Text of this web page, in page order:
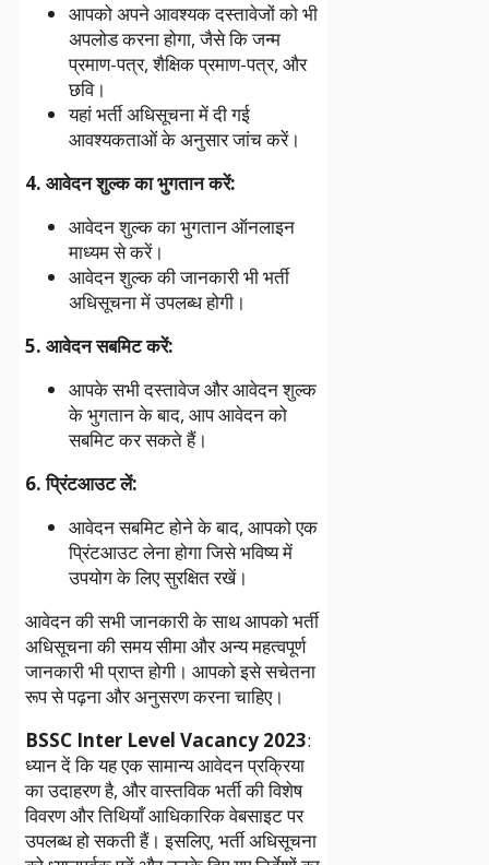
आपको अपने आवश्यक दस्तावेजों को भी
अपलोड करना होगा, जैसे कि जन्म
प्रमाण-पत्र, शैक्षिक प्रमाण-पत्र, और
छवि।
यहां भर्ती अधिसूचना में दी गई
आवश्यकताओं के अनुसार जांच करें।
4. आवेदन शुल्क का भुगतान करें:
आवेदन शुल्क का भुगतान ऑनलाइन
माध्यम से करें।
आवेदन शुल्क की जानकारी भी भर्ती
अधिसूचना में उपलब्ध होगी।
5. आवेदन सबमिट करें:
आपके सभी दस्तावेज और आवेदन शुल्क
के भुगतान के बाद, आप आवेदन को
सबमिट कर सकते हैं।
6. प्रिंटआउट लें:
आवेदन सबमिट होने के बाद, आपको एक
प्रिंटआउट लेना होगा जिसे भविष्य में
उपयोग के लिए सुरक्षित रखें।
आवेदन की सभी जानकारी के साथ आपको भर्ती
अधिसूचना की समय सीमा और अन्य महत्वपूर्ण
जानकारी भी प्राप्त होगी। आपको इसे सचेतना
रूप से पढ़ना और अनुसरण करना चाहिए।
BSSC Inter Level Vacancy 2023:
ध्यान दें कि यह एक सामान्य आवेदन प्रक्रिया
का उदाहरण है, और वास्तविक भर्ती की विशेष
विवरण और तिथियाँ आधिकारिक वेबसाइट पर
उपलब्ध हो सकती हैं। इसलिए, भर्ती अधिसूचना